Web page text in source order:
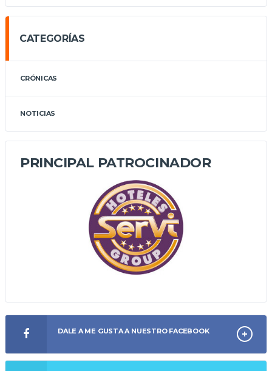
CATEGORÍAS
CRÓNICAS
NOTICIAS
PRINCIPAL PATROCINADOR
DALE A ME GUSTA A NUESTRO FACEBOOK